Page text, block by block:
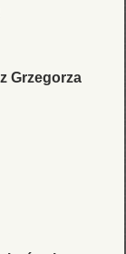
Grzegorza